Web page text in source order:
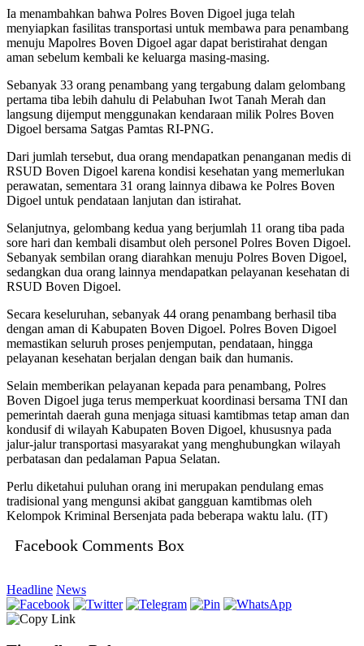
Ia menambahkan bahwa Polres Boven Digoel juga telah
menyiapkan fasilitas transportasi untuk membawa para penambang
menuju Mapolres Boven Digoel agar dapat beristirahat dengan
aman sebelum kembali ke keluarga masing-masing.
Sebanyak 33 orang penambang yang tergabung dalam gelombang
pertama tiba lebih dahulu di Pelabuhan Iwot Tanah Merah dan
langsung dijemput menggunakan kendaraan milik Polres Boven
Digoel bersama Satgas Pamtas RI-PNG.
Dari jumlah tersebut, dua orang mendapatkan penanganan medis di
RSUD Boven Digoel karena kondisi kesehatan yang memerlukan
perawatan, sementara 31 orang lainnya dibawa ke Polres Boven
Digoel untuk pendataan lanjutan dan istirahat.
Selanjutnya, gelombang kedua yang berjumlah 11 orang tiba pada
sore hari dan kembali disambut oleh personel Polres Boven Digoel.
Sebanyak sembilan orang diarahkan menuju Polres Boven Digoel,
sedangkan dua orang lainnya mendapatkan pelayanan kesehatan di
RSUD Boven Digoel.
Secara keseluruhan, sebanyak 44 orang penambang berhasil tiba
dengan aman di Kabupaten Boven Digoel. Polres Boven Digoel
memastikan seluruh proses penjemputan, pendataan, hingga
pelayanan kesehatan berjalan dengan baik dan humanis.
Selain memberikan pelayanan kepada para penambang, Polres
Boven Digoel juga terus memperkuat koordinasi bersama TNI dan
pemerintah daerah guna menjaga situasi kamtibmas tetap aman dan
kondusif di wilayah Kabupaten Boven Digoel, khususnya pada
jalur-jalur transportasi masyarakat yang menghubungkan wilayah
perbatasan dan pedalaman Papua Selatan.
Perlu diketahui puluhan orang ini merupakan pendulang emas
tradisional yang mengunsi akibat gangguan kamtibmas oleh
Kelompok Kriminal Bersenjata pada beberapa waktu lalu. (IT)
Facebook Comments Box
Headline News